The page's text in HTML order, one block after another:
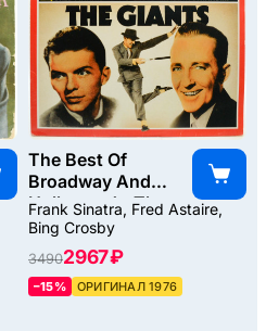
The Best Of
Broadway And
Hollywood - The
Giants, 1976
Frank Sinatra, Fred Astaire,
Bing Crosby
34902967 ₽
–15% ОРИГИНАЛ 1976